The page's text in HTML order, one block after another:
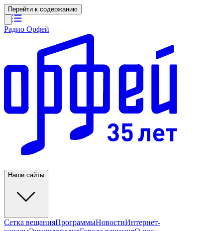
Перейти к содержанию
Радио Орфей
Наши сайты
Сетка вещанияПрограммыНовостиИнтернет-